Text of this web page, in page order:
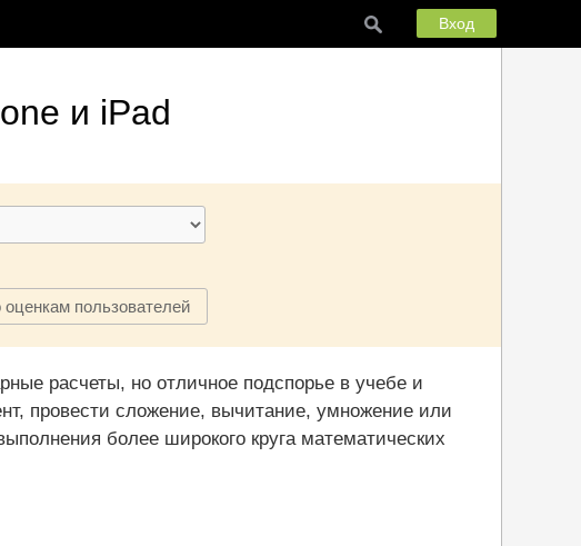
Вход
и iPad
оценкам пользователей
расчеты, но отличное подспорье в учебе и
провести сложение, вычитание, умножение или
более широкого круга математических